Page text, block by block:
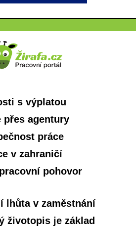
s výplatou
přes agentury
práce
v zahraničí
pohovor
lhůta v zaměstnání
životopis je základ